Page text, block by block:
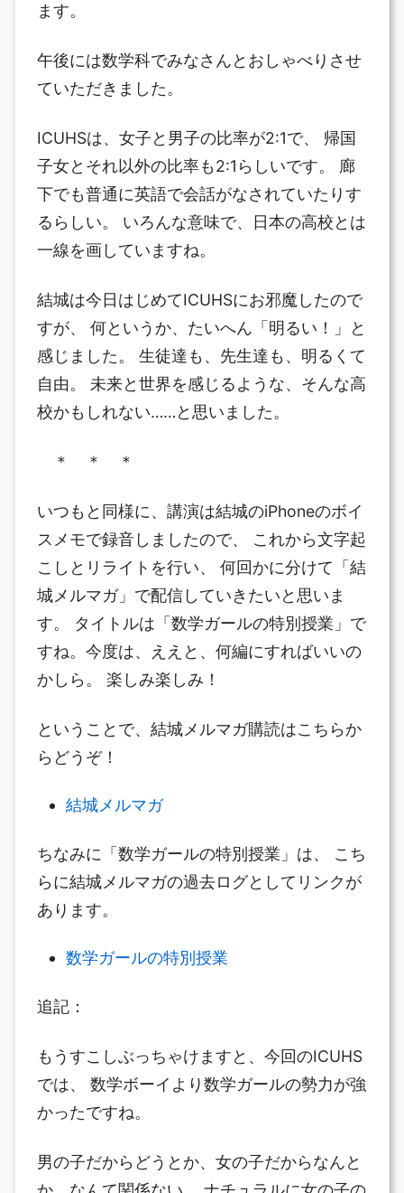
ます。
午後には数学科でみなさんとおしゃべりさせ
ていただきました。
ICUHSは、女子と男子の比率が2:1で、 帰国
子女とそれ以外の比率も2:1らしいです。 廊
下でも普通に英語で会話がなされていたりす
るらしい。 いろんな意味で、日本の高校とは
一線を画していますね。
結城は今日はじめてICUHSにお邪魔したので
すが、 何というか、たいへん「明るい！」と
感じました。 生徒達も、先生達も、明るくて
自由。 未来と世界を感じるような、そんな高
校かもしれない……と思いました。
＊ ＊ ＊
いつもと同様に、講演は結城のiPhoneのボイ
スメモで録音しましたので、 これから文字起
こしとリライトを行い、 何回かに分けて「結
城メルマガ」で配信していきたいと思いま
す。 タイトルは「数学ガールの特別授業」で
すね。今度は、ええと、何編にすればいいの
かしら。 楽しみ楽しみ！
ということで、結城メルマガ購読はこちらか
らどうぞ！
結城メルマガ
ちなみに「数学ガールの特別授業」は、 こち
らに結城メルマガの過去ログとしてリンクが
あります。
数学ガールの特別授業
追記：
もうすこしぶっちゃけますと、今回のICUHS
では、 数学ボーイより数学ガールの勢力が強
かったですね。
男の子だからどうとか、女の子だからなんと